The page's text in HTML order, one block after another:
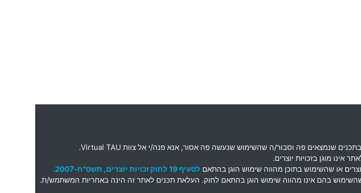
בתכנים שנמצאים פה וסבור/ה שהשימוש שנעשה פה אסור, אנא פנה/י אל צוות Virtual TAU.
מוגן בזכויות יוצרים.
או שהשימוש בתוכן מהווה שימוש הוגן בהתאם לסעיף 19 לחוק זכויות יוצרים, תשס"ח-2007.
שהשימוש בהם אינו מהווה שימוש הוגן בהתאם לחוק. העלאת תכנים לאתר זה הינה באחריות המשתמש/ת.